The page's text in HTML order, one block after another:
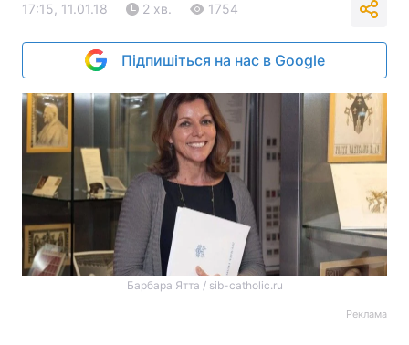
17:15, 11.01.18 2 хв. 1754
Підпишіться на нас в Google
Барбара Ятта / sib-catholic.ru
Реклама